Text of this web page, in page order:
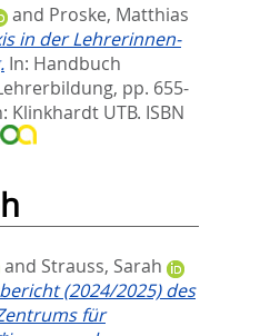
and Proske, Matthias
in der Lehrerinnen-
In: Handbuch
pp. 655-
Klinkhardt UTB. ISBN
and Strauss, Sarah
(2024/2025) des
für